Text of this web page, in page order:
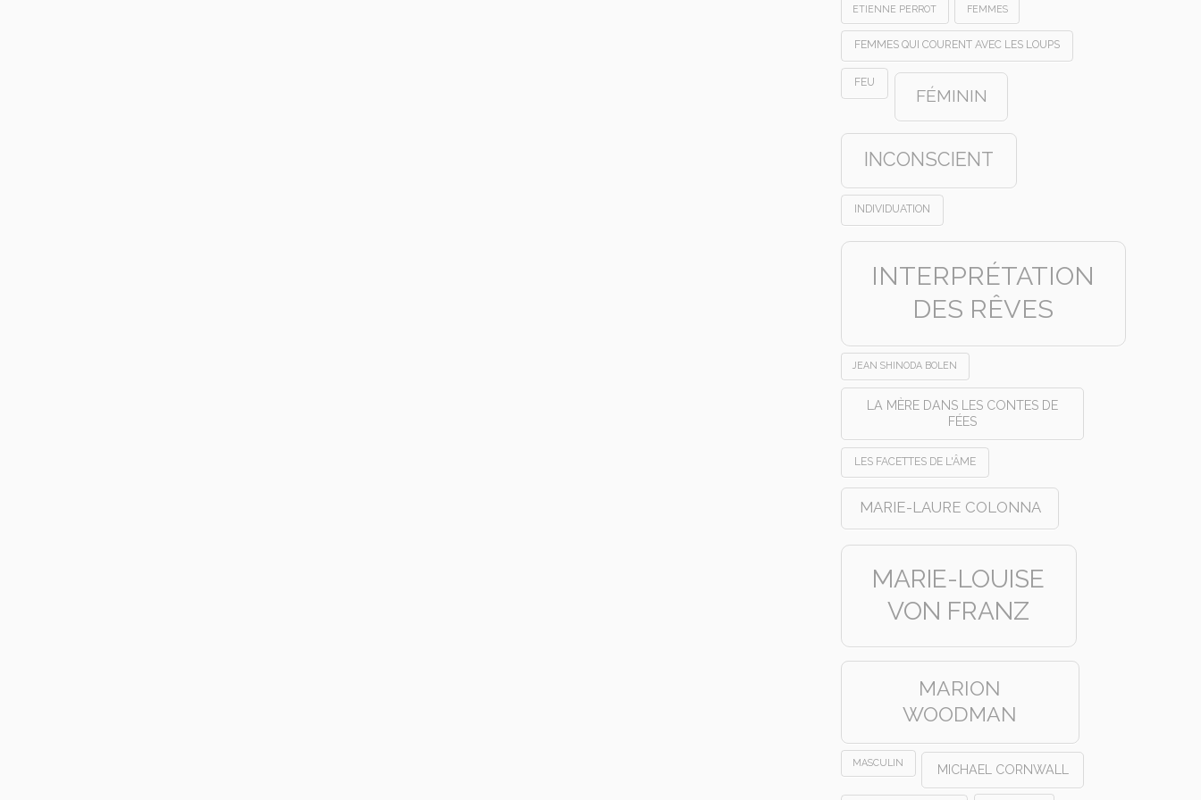
ETIENNE PERROT FEMMES
FEMMES QUI COURENT AVEC LES LOUPS
FEU
FÉMININ
INCONSCIENT
INDIVIDUATION
INTERPRÉTATION
DES RÊVES
JEAN SHINODA BOLEN
LA MÈRE DANS LES CONTES DE
FÉES
LES FACETTES DE L'ÂME
MARIE-LAURE COLONNA
MARIE-LOUISE
VON FRANZ
MARION
WOODMAN
MASCULIN MICHAEL CORNWALL